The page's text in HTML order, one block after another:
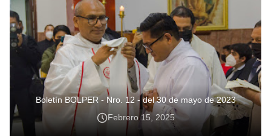
Boletín BOLPER - Nro. 12 - del 30 de mayo de 2023
Febrero 15, 2025